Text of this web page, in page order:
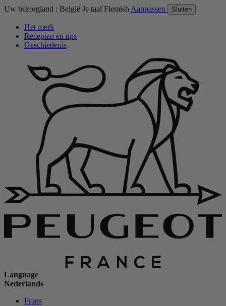
Uw bezorgland : België Je taal Flemish Aanpassen Sluiten
Het merk
Recepten en tips
Geschiedenis
Language
Nederlands
Frans